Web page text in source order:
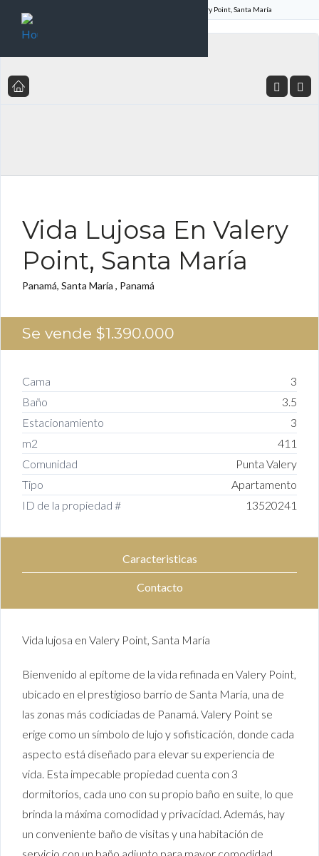
Vida Lujosa En Valery Point, Santa María
Vida Lujosa En Valery
Point, Santa María
Panamá, Santa María , Panamá
Se vende $1.390.000
Cama
3
Baño
3.5
Estacionamiento
3
m2
411
Comunidad
Punta Valery
Tipo
Apartamento
ID de la propiedad #
13520241
Caracteristicas
Contacto
Vida lujosa en Valery Point, Santa María
Bienvenido al epítome de la vida refinada en Valery Point,
ubicado en el prestigioso barrio de Santa María, una de
las zonas más codiciadas de Panamá. Valery Point se
erige como un símbolo de lujo y sofisticación, donde cada
aspecto está diseñado para elevar su experiencia de
vida. Esta impecable propiedad cuenta con 3
dormitorios, cada uno con su propio baño en suite, lo que
brinda la máxima comodidad y privacidad. Además, hay
un conveniente baño de visitas y una habitación de